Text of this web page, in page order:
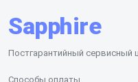
Sapphire
Постгарантийный сервисный
Способы оплаты